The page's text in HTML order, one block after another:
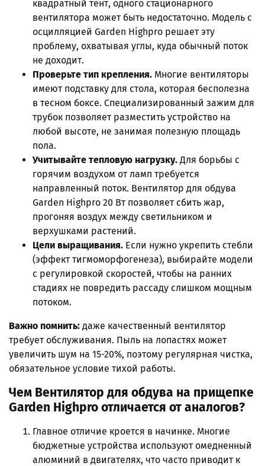
квадратный тент, одного стационарного
вентилятора может быть недостаточно. Модель с
осцилляцией Garden Highpro решает эту
проблему, охватывая углы, куда обычный поток
не доходит.
Проверьте тип крепления. Многие вентиляторы
имеют подставку для стола, которая бесполезна
в тесном боксе. Специализированный зажим для
трубок позволяет разместить устройство на
любой высоте, не занимая полезную площадь
пола.
Учитывайте тепловую нагрузку. Для борьбы с
горячим воздухом от ламп требуется
направленный поток. Вентилятор для обдува
Garden Highpro 20 Вт позволяет сбить жар,
прогоняя воздух между светильником и
верхушками растений.
Цели выращивания. Если нужно укрепить стебли
(эффект тигмоморфогенеза), выбирайте модели
с регулировкой скоростей, чтобы на ранних
стадиях не повредить рассаду слишком мощным
потоком.
Важно помнить: даже качественный вентилятор
требует обслуживания. Пыль на лопастях может
увеличить шум на 15-20%, поэтому регулярная чистка,
обязательное условие тихой работы.
Чем Вентилятор для обдува на прищепке
Garden Highpro отличается от аналогов?
Главное отличие кроется в начинке. Многие
бюджетные устройства используют омедненный
алюминий в двигателях, что часто приводит к